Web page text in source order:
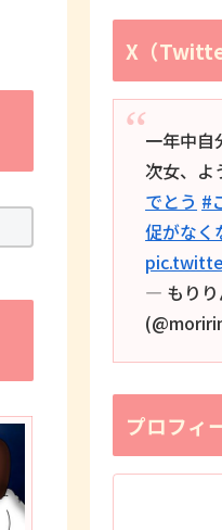
X（
一年中自
次女、よ
でとう #
促がなく
— もりり
プロフィ